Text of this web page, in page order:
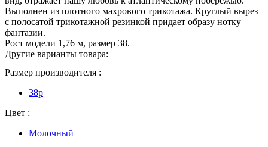
Выполнен из плотного махрового трикотажа. Круглый вырез
с полосатой трикотажной резинкой придает образу нотку
фантазии.
Рост модели 1,76 м, размер 38.
Другие варианты товара:
Размер производителя :
38р
Цвет :
Молочный